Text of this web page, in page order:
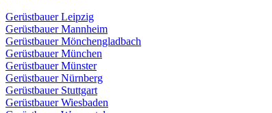
Gerüstbauer Leipzig
Gerüstbauer Mannheim
Gerüstbauer Mönchengladbach
Gerüstbauer München
Gerüstbauer Münster
Gerüstbauer Nürnberg
Gerüstbauer Stuttgart
Gerüstbauer Wiesbaden